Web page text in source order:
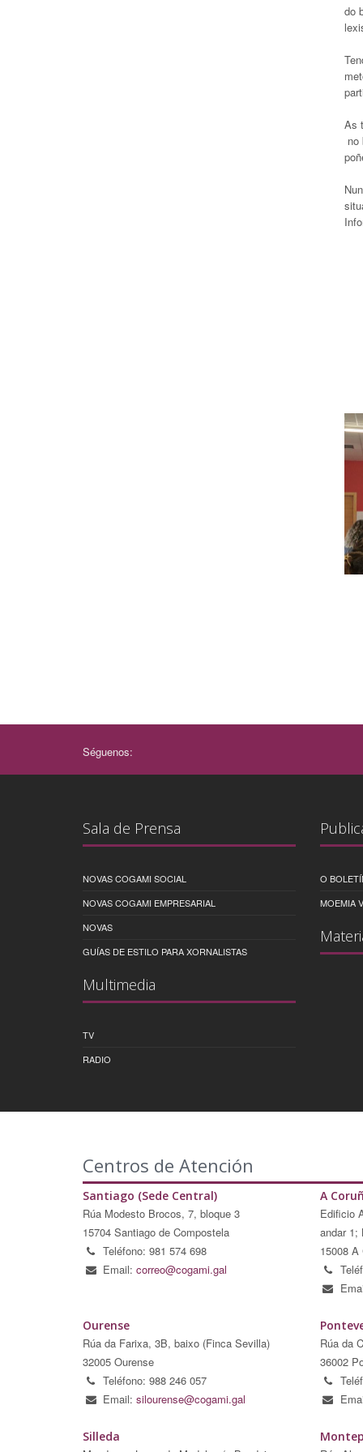
do
As
no
Séguenos:
Sala de Prensa
NOVAS COGAMI SOCIAL
NOVAS COGAMI EMPRESARIAL
NOVAS
GUÍAS DE ESTILO PARA XORNALISTAS
Multimedia
TV
RADIO
O
MOEMIA
Centros de Atención
Santiago (Sede Central)
Rúa Modesto Brocos, 7, bloque 3
15704 Santiago de Compostela
Teléfono: 981 574 698
Email: correo@cogami.gal
A
Edificio
andar 1;
15008 A
Ourense
Rúa da Farixa, 3B, baixo (Finca Sevilla)
32005 Ourense
Teléfono: 988 246 057
Email: silourense@cogami.gal
Rúa da
36002
Silleda